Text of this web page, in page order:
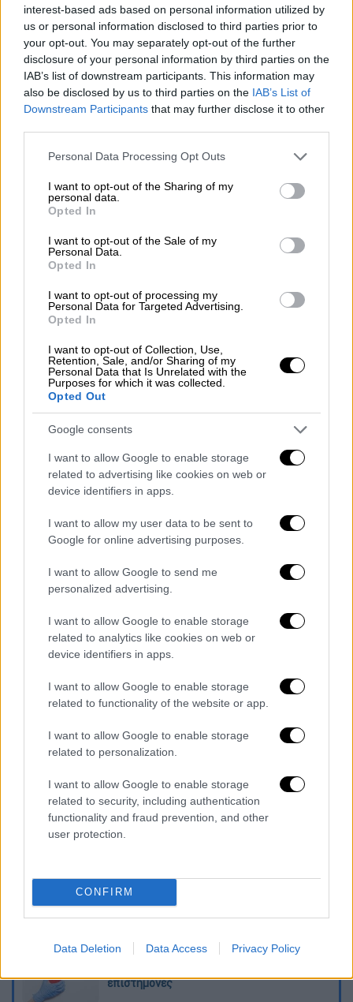
interest-based ads based on personal information utilized by
us or personal information disclosed to third parties prior to
your opt-out. You may separately opt-out of the further
disclosure of your personal information by third parties on the
IAB’s list of downstream participants. This information may
also be disclosed by us to third parties on the IAB’s List of
Downstream Participants that may further disclose it to other
Please note that this website/app uses one or more Google
not limited to your visit or usage behaviour. You may click to
grant or deny consent to Google and its third-party tags to
use your data for below specified purposes in below Google
consent section.
Personal Data Processing Opt Outs
I want to opt-out of the Sharing of my
personal data.
Opted In
I want to opt-out of the Sale of my
Personal Data.
Opted In
I want to opt-out of processing my
Personal Data for Targeted Advertising.
Opted In
I want to opt-out of Collection, Use,
Retention, Sale, and/or Sharing of my
Personal Data that Is Unrelated with the
Purposes for which it was collected.
Opted Out
Google consents
I want to allow Google to enable storage
related to advertising like cookies on web or
device identifiers in apps.
I want to allow my user data to be sent to
Google for online advertising purposes.
I want to allow Google to send me
personalized advertising.
I want to allow Google to enable storage
related to analytics like cookies on web or
device identifiers in apps.
I want to allow Google to enable storage
related to functionality of the website or app.
I want to allow Google to enable storage
related to personalization.
I want to allow Google to enable storage
related to security, including authentication
functionality and fraud prevention, and other
user protection.
CONFIRM
Data Deletion Data Access Privacy Policy
Έκρηξη μεθανίου προκλήθηκε σεδύο
σήραγγεςτου ορυχείου που διαχειρίζεται η
εταιρία Madanjoo company, σύμφωνα με τα
όσα μετέδωσε η κρατική ιρανική τηλεόραση.
19 killed, nearly 70 injured in mine
#blastin#Iran’s North Khorasan
province.https://t.co/kSkzSJCXpG
pic.twitter.com/TYjD4XqZJR
— H2 News Agency
2024
έκρηξη έγινε χθες στις 21:00 το βράδυ
τοπική ώρα, σύμφωνα με τα κρατικά ΜΜΕ
στο Ιράν, ενλω στις σήραγγες εργάζονταν
ανθρακωρύχοι.
«Δεκαεπτά τραυματίες μεταφέρθηκαν στο
νοσοκομείο», μετέδωσε η κρατική
τηλεόραση του Ιράν επικαλούμενη τον
Ημισελήνου.
Ο πρόεδρος Μασούντ Πεζεσκιάν εξέφρασε
τα συλλυπητήρια του στις οικογένειες των
θυμάτων. “Μίλησα με υπουργούς και θα
κάνουμε το καλύτερο που μπορούμε για την
αντιμετώπιση της κατάστασης”,
διαβεβαίωσε ο Πεζεσκιάν σε τηλεοπτικές
δηλώσεις του.
Τα σχολιά σας δημοσιεύονται άμεσα με δική σας ευθύνη. Το
ΕΘΝΟΣ θα παρεμβαίνει και τα προσβλητικά σχόλια θα
Δημιούργησαν με AI νέους ιούς μέσα σε
επιστήμονες